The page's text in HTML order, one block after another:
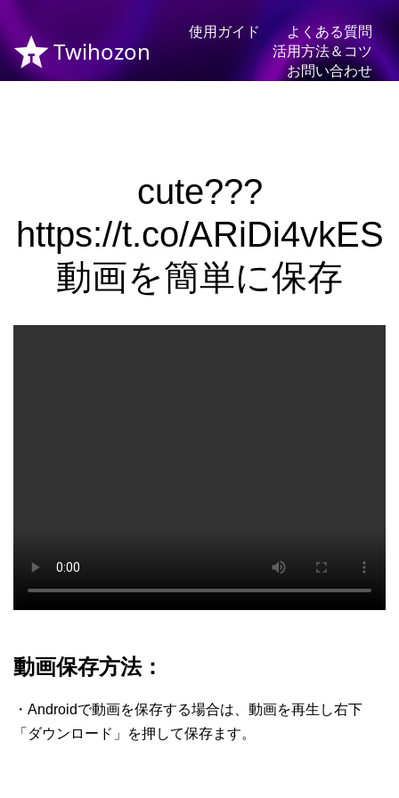
Twihozon
使用ガイド
よくある質問
活用方法＆コツ
お問い合わせ
cute???
https://t.co/ARiDi4vkES
動画を簡単に保存
動画保存方法：
・Androidで動画を保存する場合は、動画を再生し右下
「ダウンロード」を押して保存ます。